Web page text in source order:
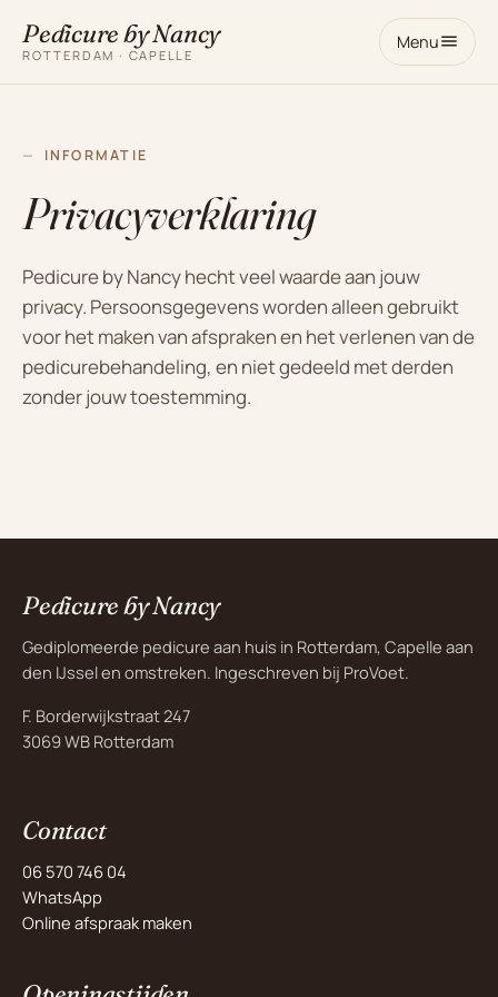
Pedicure by Nancy
ROTTERDAM · CAPELLE
Menu
INFORMATIE
Privacyverklaring
Pedicure by Nancy hecht veel waarde aan jouw
privacy. Persoonsgegevens worden alleen gebruikt
voor het maken van afspraken en het verlenen van de
pedicurebehandeling, en niet gedeeld met derden
zonder jouw toestemming.
Pedicure by Nancy
Gediplomeerde pedicure aan huis in Rotterdam, Capelle aan
den IJssel en omstreken. Ingeschreven bij ProVoet.
F. Borderwijkstraat 247
3069 WB Rotterdam
Contact
06 570 746 04
WhatsApp
Online afspraak maken